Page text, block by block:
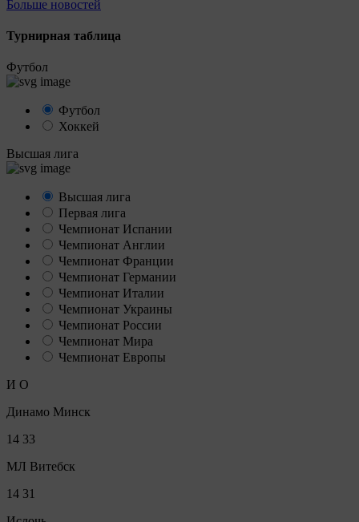
Больше новостей
Турнирная таблица
Футбол
Футбол
Хоккей
Высшая лига
Высшая лига
Первая лига
Чемпионат Испании
Чемпионат Англии
Чемпионат Франции
Чемпионат Германии
Чемпионат Италии
Чемпионат Украины
Чемпионат России
Чемпионат Мира
Чемпионат Европы
И О
Динамо Минск
14 33
МЛ Витебск
14 31